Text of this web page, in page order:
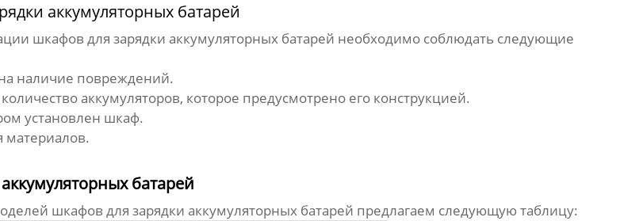
аккумуляторных батарей
шкафов для зарядки аккумуляторных батарей необходимо соблюдать следующие
наличие повреждений.
аккумуляторов, которое предусмотрено его конструкцией.
установлен шкаф.
материалов.
батарей
шкафов для зарядки аккумуляторных батарей предлагаем следующую таблицу: